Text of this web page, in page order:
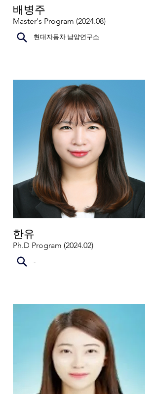
배병주
Master's Program (2024.08)
현대자동차 남양연구소
한유
Ph.D Program (2024.02)
-